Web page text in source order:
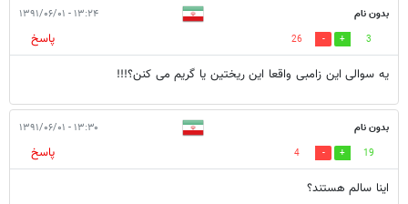
بدون نام ۱۳:۲۴ - ۱۳۹۱/۰۶/۰۱
3
26
پاسخ
یه سوالی این زامبی واقعا این ریختین یا گریم می کنن؟!!!
بدون نام ۱۳:۳۰ - ۱۳۹۱/۰۶/۰۱
19
4
پاسخ
اینا سالم هستند؟